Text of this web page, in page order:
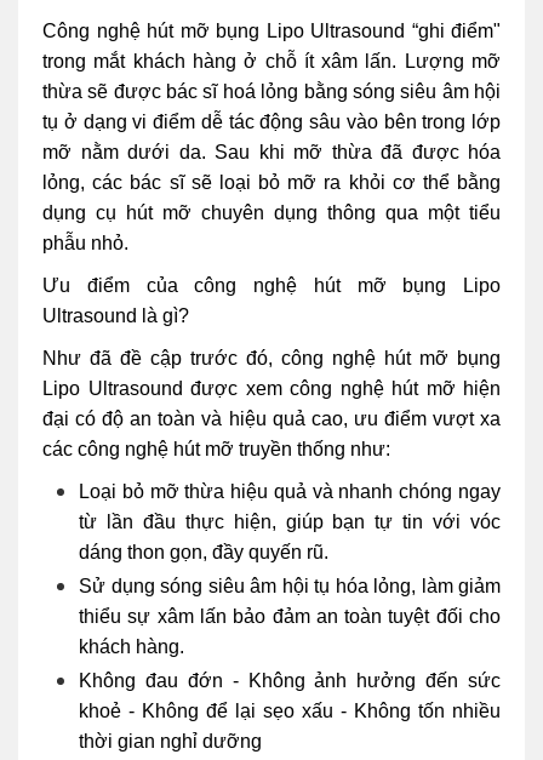
Công nghệ hút mỡ bụng Lipo Ultrasound “ghi điểm"
trong mắt khách hàng ở chỗ ít xâm lấn. Lượng mỡ
thừa sẽ được bác sĩ hoá lỏng bằng sóng siêu âm hội
tụ ở dạng vi điểm dễ tác động sâu vào bên trong lớp
mỡ nằm dưới da. Sau khi mỡ thừa đã được hóa
lỏng, các bác sĩ sẽ loại bỏ mỡ ra khỏi cơ thể bằng
dụng cụ hút mỡ chuyên dụng thông qua một tiểu
phẫu nhỏ.
Ưu điểm của công nghệ hút mỡ bụng Lipo
Ultrasound là gì?
Như đã đề cập trước đó, công nghệ hút mỡ bụng
Lipo Ultrasound được xem công nghệ hút mỡ hiện
đại có độ an toàn và hiệu quả cao, ưu điểm vượt xa
các công nghệ hút mỡ truyền thống như:
Loại bỏ mỡ thừa hiệu quả và nhanh chóng ngay
từ lần đầu thực hiện, giúp bạn tự tin với vóc
dáng thon gọn, đầy quyến rũ.
Sử dụng sóng siêu âm hội tụ hóa lỏng, làm giảm
thiểu sự xâm lấn bảo đảm an toàn tuyệt đối cho
khách hàng.
Không đau đớn - Không ảnh hưởng đến sức
khoẻ - Không để lại sẹo xấu - Không tốn nhiều
thời gian nghỉ dưỡng